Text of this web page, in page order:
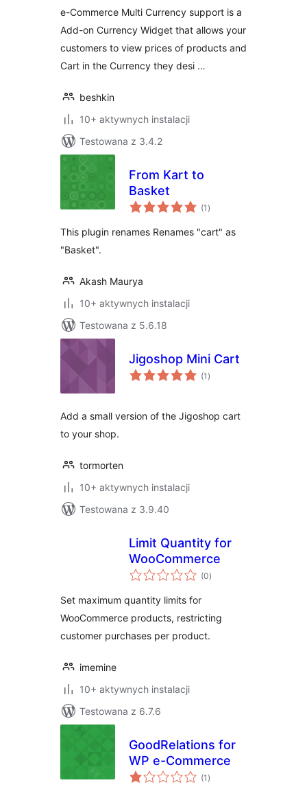
e-Commerce Multi Currency support is a
Add-on Currency Widget that allows your
customers to view prices of products and
Cart in the Currency they desi …
beshkin
10+ aktywnych instalacji
Testowana z 3.4.2
From Kart to
Basket
(1 wszystkich
ocen
)
This plugin renames Renames "cart" as
"Basket".
Akash Maurya
10+ aktywnych instalacji
Testowana z 5.6.18
Jigoshop Mini Cart
(1 wszystkich
ocen
)
Add a small version of the Jigoshop cart
to your shop.
tormorten
10+ aktywnych instalacji
Testowana z 3.9.40
Limit Quantity for
WooCommerce
(0wszystkich
ocen
)
Set maximum quantity limits for
WooCommerce products, restricting
customer purchases per product.
imemine
10+ aktywnych instalacji
Testowana z 6.7.6
GoodRelations for
WP e-Commerce
(1 wszystkich
ocen
)